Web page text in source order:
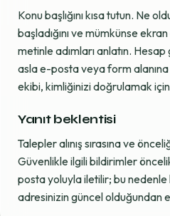
Konu başlığını kısa tutun. Ne
başladığını ve mümkünse
metinle adımları anlatın.
asla e-posta veya form
ekibi, kimliğinizi doğrulamak
Yanıt beklentisi
Talepler alınış sırasına ve
Güvenlikle ilgili bildirimler
posta yoluyla iletilir; bu nedenle
adresinizin güncel olduğundan